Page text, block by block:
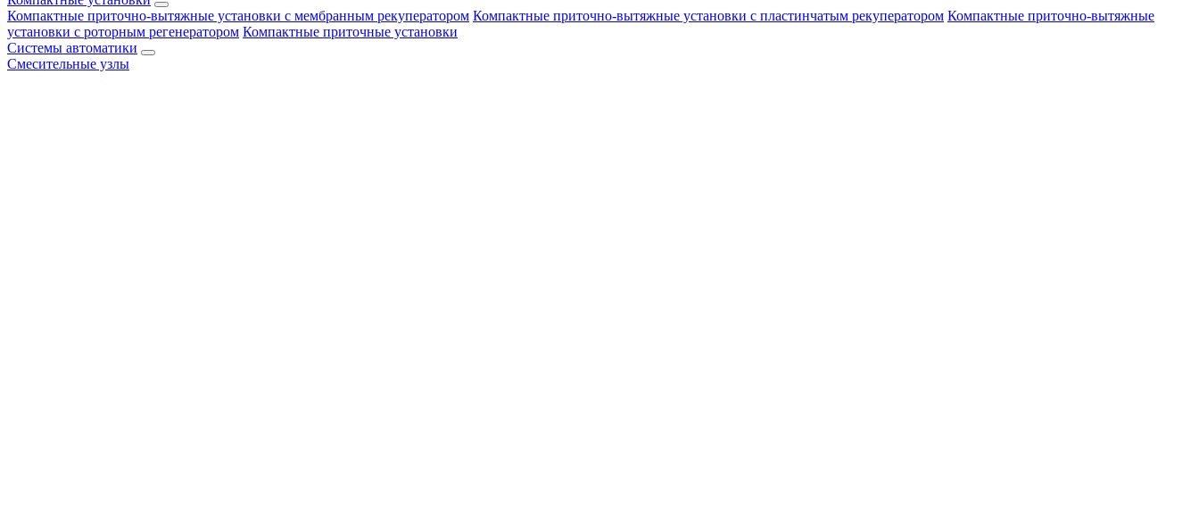
Компактные приточно-вытяжные установки с мембранным рекуператором Компактные приточно-вытяжные установки с пластинчатым рекуператором Компактные приточно-вытяжные
установки с роторным регенератором Компактные приточные установки
Системы автоматики
Смесительные узлы